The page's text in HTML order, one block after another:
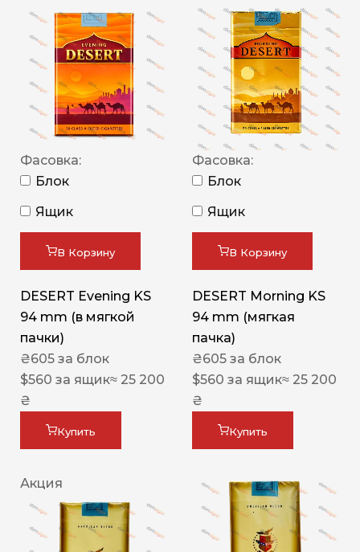
Фасовка:
Блок
Ящик
В Корзину
DESERT Evening KS
94 mm (в мягкой
пачки)
₴605 за блок
$560 за ящик≈ 25 200
₴
Купить
Фасовка:
Блок
Ящик
В Корзину
DESERT Morning KS
94 mm (мягкая
пачка)
₴605 за блок
$560 за ящик≈ 25 200
₴
Купить
Акция